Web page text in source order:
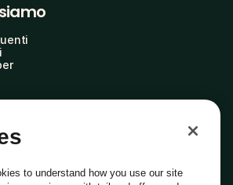
to understand how you use our site